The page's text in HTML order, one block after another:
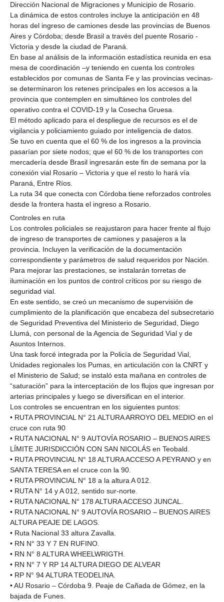
Dirección Nacional de Migraciones y Municipio de Rosario.
La dinámica de estos controles incluye la anticipación en 48
horas del ingreso de camiones desde las provincias de Buenos
Aires y Córdoba; desde Brasil a través del puente Rosario -
Victoria y desde la ciudad de Paraná.
En base al análisis de la información estadística reunida en esa
mesa de coordinación –y teniendo en cuenta los controles
establecidos por comunas de Santa Fe y las provincias vecinas-
se determinaron los retenes principales en los accesos a la
provincia que contemplen en simultáneo los controles del
operativo contra el COVID-19 y la Cosecha Gruesa.
El método aplicado para el despliegue de recursos es el de
vigilancia y policiamiento guiado por inteligencia de datos.
Se tuvo en cuenta que el 60 % de los ingresos a la provincia
pasarían por siete nodos; que el 60 % de los transportes con
mercadería desde Brasil ingresarán este fin de semana por la
conexión vial Rosario – Victoria y que el resto lo hará vía
Paraná, Entre Ríos.
La ruta 34 que conecta con Córdoba tiene reforzados controles
desde la frontera hasta el ingreso a Rosario.
Controles en ruta
Los controles policiales se reajustaron para hacer frente al flujo
de ingreso de transportes de camiones y pasajeros a la
provincia. Incluyen la verificación de la documentación
correspondiente y parámetros de salud requeridos por Nación.
Para mejorar las prestaciones, se instalarán torretas de
iluminación en los puntos de control críticos por su riesgo de
seguridad vial.
En este sentido, se creó un mecanismo de supervisión de
cumplimiento de la planificación que encabeza del subsecretario
de Seguridad Preventiva del Ministerio de Seguridad, Diego
Llumá, con personal de la Agencia de Seguridad Vial y de
Asuntos Internos.
Una task forcé integrada por la Policía de Seguridad Vial,
Unidades regionales los Pumas, en articulación con la CNRT y
el Ministerio de Salud; se instaló esta mañana en controles de
“saturación” para la interceptación de los flujos que ingresan por
arterias principales y luego se diversifican en el interior.
Los controles se encuentran en los siguientes puntos:
• RUTA PROVINCIAL N° 21 ALTURA ARROYO DEL MEDIO en el
cruce con ruta 90
• RUTA NACIONAL N° 9 AUTOVÍA ROSARIO – BUENOS AIRES
LÍMITE JURISDICCIÓN CON SAN NICOLÁS en Teobald.
• RUTA PROVINCIAL N° 18 ALTURA ACCESO A PEYRANO y en
SANTA TERESA en el cruce con la 90.
• RUTA PROVINCIAL N° 18 a la altura A 012.
• RUTA N° 14 y A 012, sentido sur-norte.
• RUTA NACIONAL N° 178 ALTURA ACCESO JUNCAL.
• RUTA NACIONAL N° 9 AUTOVÍA ROSARIO – BUENOS AIRES
ALTURA PEAJE DE LAGOS.
• Ruta Nacional 33 altura Zavalla.
• RN N° 33 Y 7 EN RUFINO.
• RN N° 8 ALTURA WHEELWRIGTH.
• RN N° 7 Y RP 14 ALTURA DIEGO DE ALVEAR
• RP N° 94 ALTURA TEODELINA.
• AU Rosario – Córdoba 9. Peaje de Cañada de Gómez, en la
bajada de Funes.